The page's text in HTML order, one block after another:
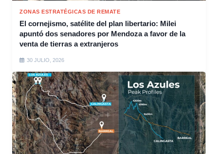
ZONAS ESTRATÉGICAS DE REMATE
El cornejismo, satélite del plan libertario: Milei
apuntó dos senadores por Mendoza a favor de la
venta de tierras a extranjeros
30 JULIO, 2026